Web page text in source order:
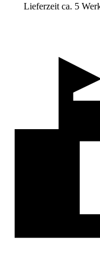
Lieferzeit ca. 5